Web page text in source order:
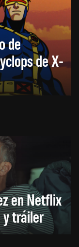
de
de X-
en Netflix
y tráiler